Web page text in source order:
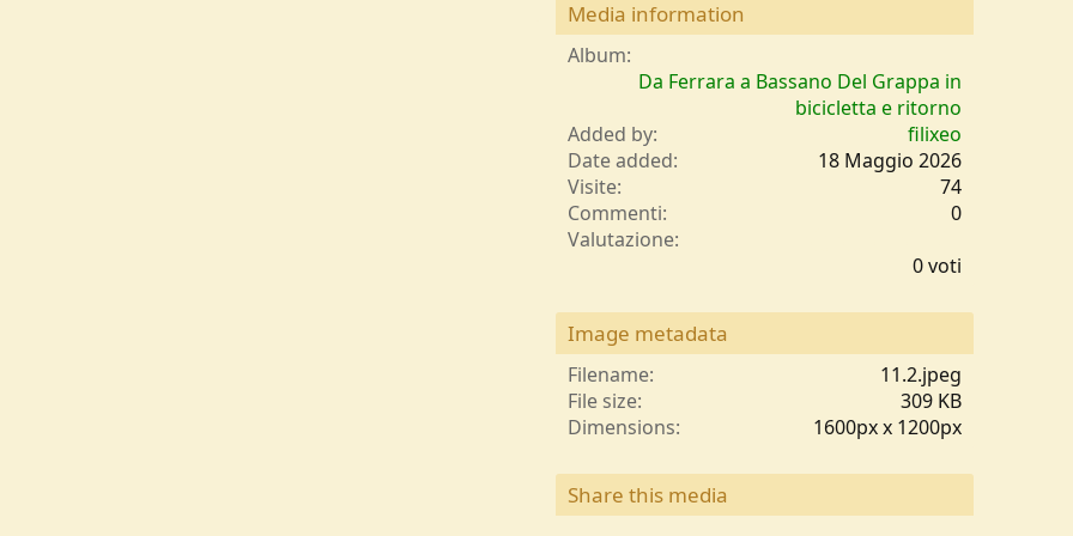
Media information
Album
Da Ferrara a Bassano Del Grappa in
bicicletta e ritorno
Added by
filixeo
Date added
18 Maggio 2026
Visite
74
Commenti
0
Valutazione
0
t
l
l
e
/
0 voti
Image metadata
Filename
11.2.jpeg
File size
309 KB
Dimensions
1600px x 1200px
Share this media